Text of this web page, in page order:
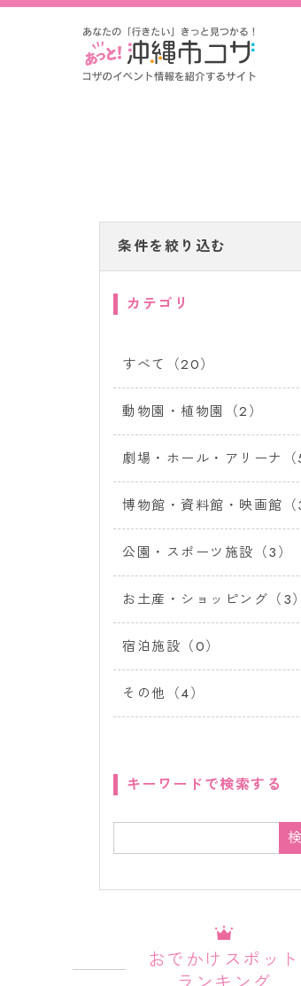
条件を絞り込む
カテゴリ
すべて（20）
動物園・植物園（2）
劇場・ホール・アリーナ
博物館・資料館・映画館
公園・スポーツ施設（3）
お土産・ショッピング（3）
宿泊施設（0）
その他（4）
キーワードで検索する
おでかけスポット